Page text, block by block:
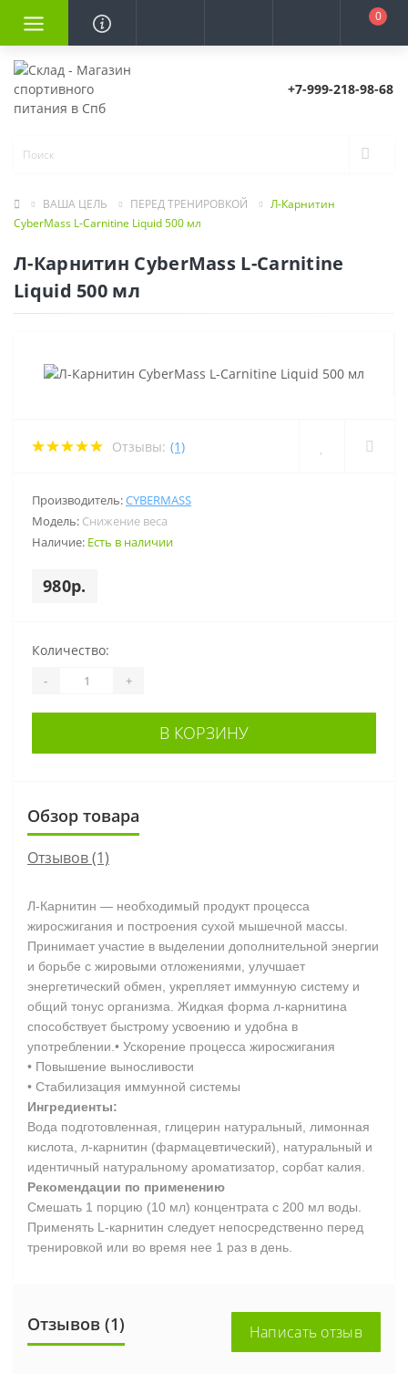
0
+7-999-218-98-68
ВАША ЦЕЛЬ ПЕРЕД ТРЕНИРОВКОЙ
Л-Карнитин
CyberMass L-Carnitine Liquid 500 мл
Л-Карнитин CyberMass L-Carnitine
Liquid 500 мл
Отзывы: (1)
Производитель:CYBERMASS
Модель: Снижение веса
Наличие: Есть в наличии
980р.
Количество:
- +
В КОРЗИНУ
Обзор товара
Отзывов (1)
Л-Карнитин — необходимый продукт процесса
жиросжигания и построения сухой мышечной массы.
Принимает участие в выделении дополнительной энергии
и борьбе с жировыми отложениями, улучшает
энергетический обмен, укрепляет иммунную систему и
общий тонус организма. Жидкая форма л-карнитина
способствует быстрому усвоению и удобна в
употреблении.• Ускорение процесса жиросжигания
• Повышение выносливости
• Стабилизация иммунной системы
Ингредиенты:
Вода подготовленная, глицерин натуральный, лимонная
кислота, л-карнитин (фармацевтический), натуральный и
идентичный натуральному ароматизатор, сорбат калия.
Рекомендации по применению
Смешать 1 порцию (10 мл) концентрата с 200 мл воды.
Применять L-карнитин следует непосредственно перед
тренировкой или во время нее 1 раз в день.
Отзывов (1) Написать отзыв